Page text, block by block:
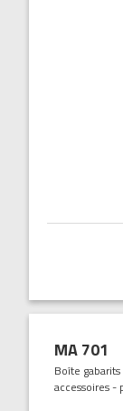
MA 701
Boîte
accessoires